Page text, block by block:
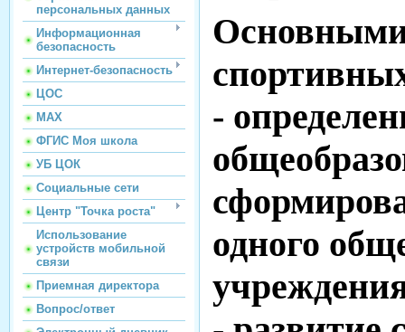
персональных данных
Информационная
безопасность
Интернет-безопасность
ЦОС
МАХ
ФГИС Моя школа
УБ ЦОК
Социальные сети
Центр "Точка роста"
Использование
устройств мобильной
связи
Приемная директора
Вопрос/ответ
Основными
-
одного